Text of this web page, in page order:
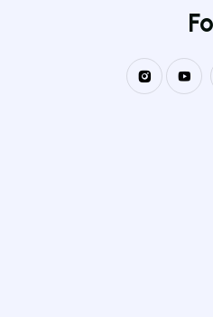
مــديريــة الـــجامعـــة